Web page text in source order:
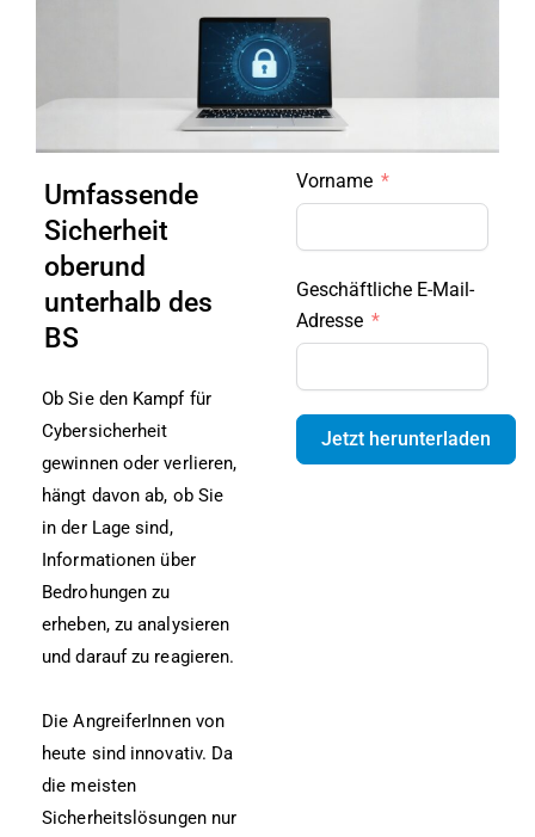
Umfassende
Sicherheit
oberund
unterhalb des
BS
Ob Sie den Kampf für
Cybersicherheit
gewinnen oder verlieren,
hängt davon ab, ob Sie
in der Lage sind,
Informationen über
Bedrohungen zu
erheben, zu analysieren
und darauf zu reagieren.
Die AngreiferInnen von
heute sind innovativ. Da
die meisten
Sicherheitslösungen nur
Vorname
Geschäftliche E-Mail-
Adresse
Jetzt herunterladen